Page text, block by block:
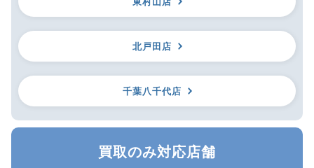
北戸田店
千葉八千代店
買取のみ対応店舗